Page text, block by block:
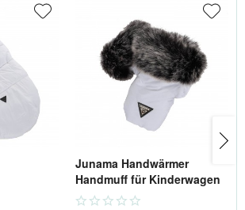
Junama Handwärmer
Handmuff für Kinderwagen